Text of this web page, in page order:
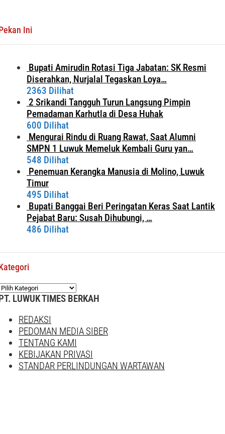
Ini
Bupati Amirudin Rotasi Tiga Jabatan: SK Resmi
Diserahkan, Nurjalal Tegaskan Loya…
2363 Dilihat
2 Srikandi Tangguh Turun Langsung Pimpin
Pemadaman Karhutla di Desa Huhak
600 Dilihat
Mengurai Rindu di Ruang Rawat, Saat Alumni
SMPN 1 Luwuk Memeluk Kembali Guru yan…
548 Dilihat
Penemuan Kerangka Manusia di Molino, Luwuk
Timur
495 Dilihat
Bupati Banggai Beri Peringatan Keras Saat Lantik
Pejabat Baru: Susah Dihubungi, …
486 Dilihat
LUWUK TIMES BERKAH
REDAKSI
PEDOMAN MEDIA SIBER
TENTANG KAMI
KEBIJAKAN PRIVASI
STANDAR PERLINDUNGAN WARTAWAN